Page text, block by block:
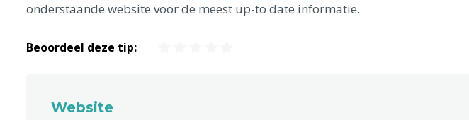
onderstaande website voor de meest up-to date informatie.
Beoordeel deze tip:
Website